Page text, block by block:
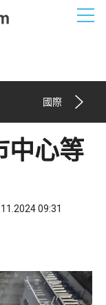
國際
中心等
09:31